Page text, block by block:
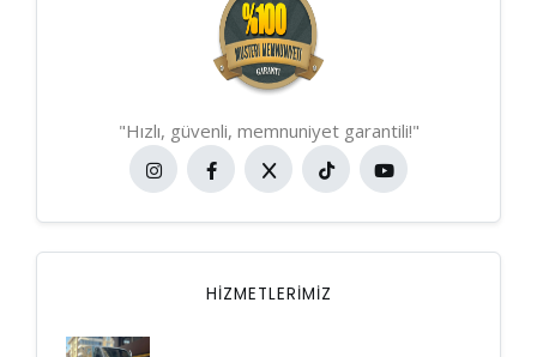
"Hızlı, güvenli, memnuniyet garantili!"
HIZMETLERIMIZ